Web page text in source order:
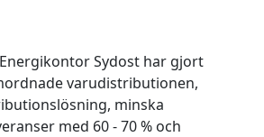
Sydost har gjort
varudistributionen,
minska
med 60 - 70 % och